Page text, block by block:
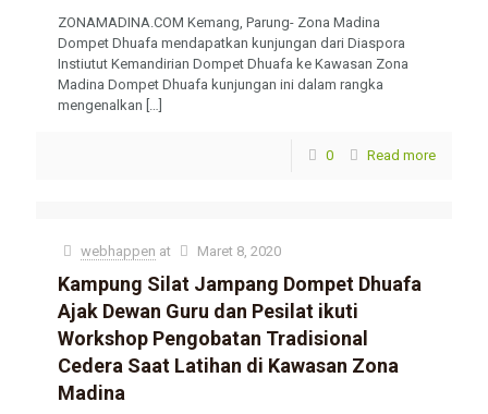
ZONAMADINA.COM Kemang, Parung- Zona Madina
Dompet Dhuafa mendapatkan kunjungan dari Diaspora
Instiutut Kemandirian Dompet Dhuafa ke Kawasan Zona
Madina Dompet Dhuafa kunjungan ini dalam rangka
mengenalkan […]
0 Read more
webhappen at Maret 8, 2020
Kampung Silat Jampang Dompet Dhuafa
Ajak Dewan Guru dan Pesilat ikuti
Workshop Pengobatan Tradisional
Cedera Saat Latihan di Kawasan Zona
Madina